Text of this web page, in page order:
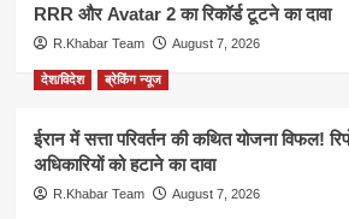
RRR और Avatar 2 का रिकॉर्ड टूटने का दावा
R.Khabar Team August 7, 2026
देश/विदेश ब्रेकिंग न्यूज
ईरान में सत्ता परिवर्तन की कथित योजना विफल!
अधिकारियों को हटाने का दावा
R.Khabar Team August 7, 2026